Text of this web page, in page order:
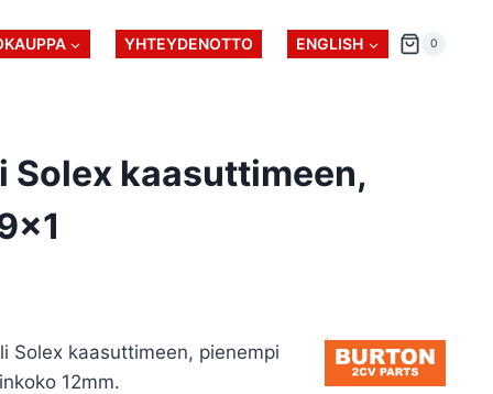
YHTEYDENOTTO ENGLISH 0
Solex kaasuttimeen,
Solex kaasuttimeen, pienempi
12mm.